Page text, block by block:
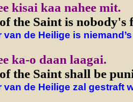
kisai kaa nahee mit.
the Saint is nobody's
de Heilige is
ka-o daan laagai.
the Saint shall be
van de Heilige zal gestraft